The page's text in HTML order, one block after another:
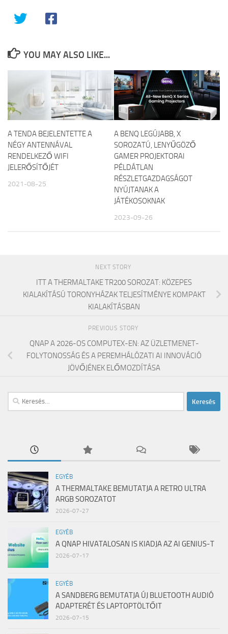
YOU MAY ALSO LIKE...
A TENDA BEJELENTETTE A
NÉGY ANTENNÁVAL
RENDELKEZŐ WIFI
JELERŐSÍTŐJÉT
2021-08-25
A BENQ LEGÚJABB, X
SOROZATÚ, LENYŰGÖZŐ
GAMER PROJEKTORAI
PÉLDÁTLAN
RÉSZLETGAZDAGSÁGOT
NYÚJTANAK A
JÁTÉKOSOKNAK
2023-09-26
NEXT STORY
ITT A THERMALTAKE TR200 SOROZAT: KÖZEPES
KIALAKÍTÁSÚ TORONYHÁZAK TELJESÍTMÉNYE KOMPAKT
KIALAKÍTÁSBAN
PREVIOUS STORY
QNAP A 2026-OS COMPUTEX-EN: AZ ÜZLETMENET-
FOLYTONOSSÁG ÉS A PEREMHÁLÓZATI AI INNOVÁCIÓ
JÖVŐJÉNEK ELŐMOZDÍTÁSA
Keresés:
EGYÉB
A THERMALTAKE BEMUTATJA A RETRO ULTRA
ARGB SOROZATOT
2026-07-27
EGYÉB
A QNAP HIVATALOSAN IS KIADJA AZ AI GENIUS-T
2026-07-17
EGYÉB
A SANDBERG BEMUTATJA ÚJ BLUETOOTH AUDIÓ
ADAPTERÉT ÉS LAPTOPTÖLTŐIT
2026-07-15